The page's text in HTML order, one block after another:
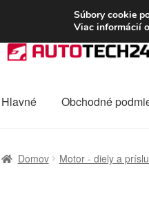
DOPRAVA od 6 EUR
Preskočiť
na
Preskočiť
na
Hlavné Obchodné
Domov Motor - diely a
Súbory cookie
Viac informácií